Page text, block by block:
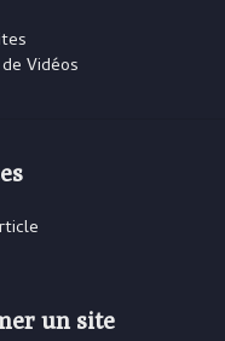
Vidéos
un site